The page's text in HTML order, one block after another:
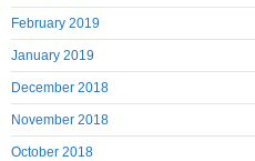
February 2019
January 2019
December 2018
November 2018
October 2018